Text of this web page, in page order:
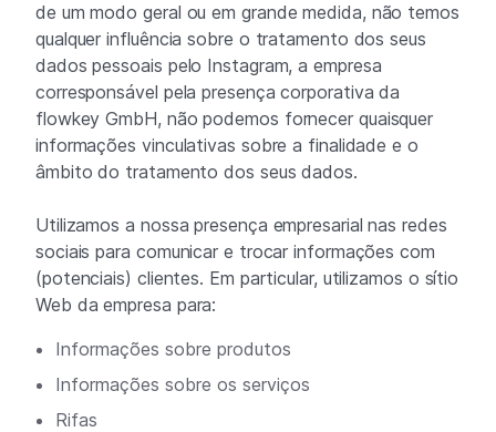
de um modo geral ou em grande medida, não temos
qualquer influência sobre o tratamento dos seus
dados pessoais pelo Instagram, a empresa
corresponsável pela presença corporativa da
flowkey GmbH, não podemos fornecer quaisquer
informações vinculativas sobre a finalidade e o
âmbito do tratamento dos seus dados.
Utilizamos a nossa presença empresarial nas redes
sociais para comunicar e trocar informações com
(potenciais) clientes. Em particular, utilizamos o sítio
Web da empresa para:
Informações sobre produtos
Informações sobre os serviços
Rifas